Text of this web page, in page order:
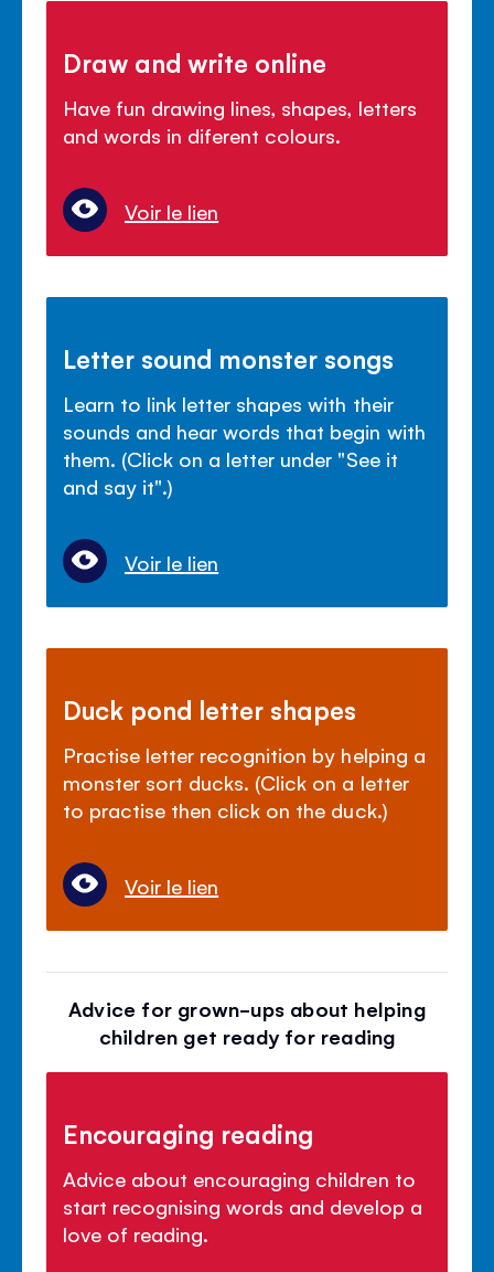
Draw and write online
Have fun drawing lines, shapes, letters
and words in diferent colours.
Voir le lien
Letter sound monster songs
Learn to link letter shapes with their
sounds and hear words that begin with
them. (Click on a letter under "See it
and say it".)
Voir le lien
Duck pond letter shapes
Practise letter recognition by helping a
monster sort ducks. (Click on a letter
to practise then click on the duck.)
Voir le lien
Advice for grown-ups about helping
children get ready for reading
Encouraging reading
Advice about encouraging children to
start recognising words and develop a
love of reading.